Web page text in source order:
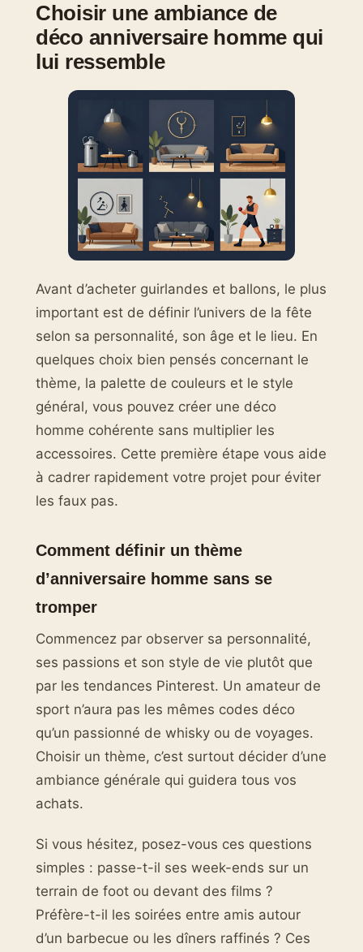
Choisir une ambiance de
déco anniversaire homme qui
lui ressemble
Avant d’acheter guirlandes et ballons, le plus
important est de définir l’univers de la fête
selon sa personnalité, son âge et le lieu. En
quelques choix bien pensés concernant le
thème, la palette de couleurs et le style
général, vous pouvez créer une déco
homme cohérente sans multiplier les
accessoires. Cette première étape vous aide
à cadrer rapidement votre projet pour éviter
les faux pas.
Comment définir un thème
d’anniversaire homme sans se
tromper
Commencez par observer sa personnalité,
ses passions et son style de vie plutôt que
par les tendances Pinterest. Un amateur de
sport n’aura pas les mêmes codes déco
qu’un passionné de whisky ou de voyages.
Choisir un thème, c’est surtout décider d’une
ambiance générale qui guidera tous vos
achats.
Si vous hésitez, posez-vous ces questions
simples : passe-t-il ses week-ends sur un
terrain de foot ou devant des films ?
Préfère-t-il les soirées entre amis autour
d’un barbecue ou les dîners raffinés ? Ces